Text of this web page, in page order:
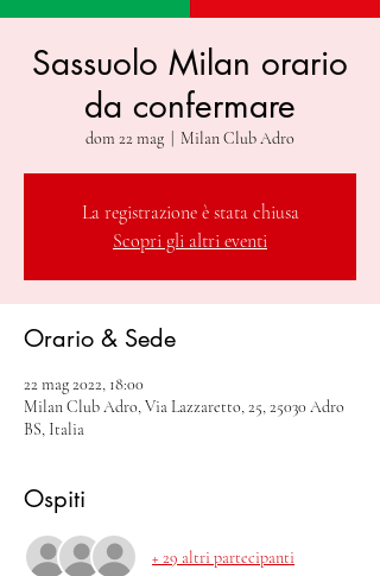
Sassuolo Milan orario
da confermare
dom 22 mag Milan Club Adro
La registrazione è stata chiusa
Scopri gli altri eventi
Orario & Sede
22 mag 2022, 18:00
Milan Club Adro, Via Lazzaretto, 25, 25030 Adro
BS, Italia
Ospiti
+ 29 altri partecipanti